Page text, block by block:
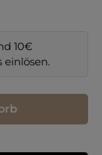
10€
einlösen.
die